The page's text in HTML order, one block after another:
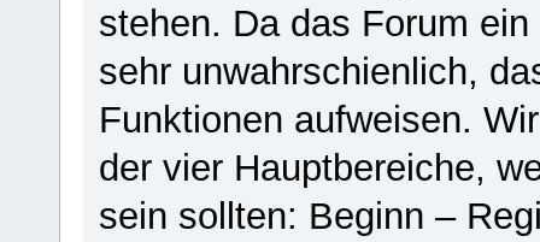
stehen. Da das Forum
sehr unwahrschienlich,
Funktionen aufweisen.
der vier Hauptbereiche,
sein sollten: Beginn –